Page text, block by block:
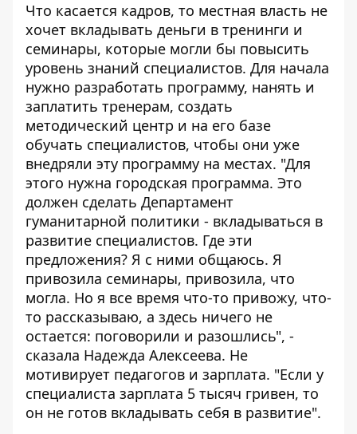
Что касается кадров, то местная власть не
хочет вкладывать деньги в тренинги и
семинары, которые могли бы повысить
уровень знаний специалистов. Для начала
нужно разработать программу, нанять и
заплатить тренерам, создать
методический центр и на его базе
обучать специалистов, чтобы они уже
внедряли эту программу на местах. "Для
этого нужна городская программа. Это
должен сделать Департамент
гуманитарной политики - вкладываться в
развитие специалистов. Где эти
предложения? Я с ними общаюсь. Я
привозила семинары, привозила, что
могла. Но я все время что-то привожу, что-
то рассказываю, а здесь ничего не
остается: поговорили и разошлись", -
сказала Надежда Алексеева. Не
мотивирует педагогов и зарплата. "Если у
специалиста зарплата 5 тысяч гривен, то
он не готов вкладывать себя в развитие".